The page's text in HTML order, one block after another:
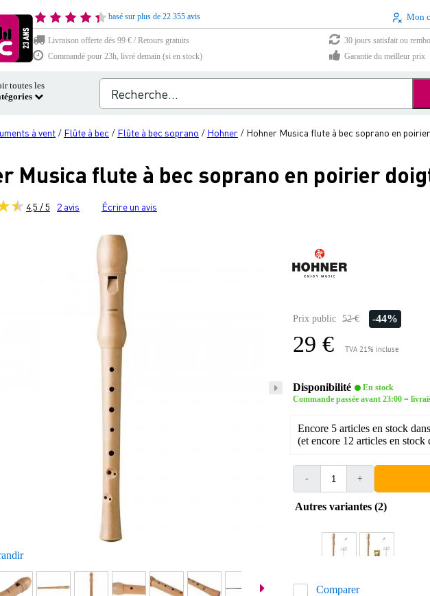
basé sur plus de 22 355 avis Mon
Livraison offerte dès 99 € / Retours gratuits
30 jours satisfait ou
Commandé pour 23h, livré demain (si en stock)
Garantie du meilleur prix
toutes les
à vent / Flûte à bec / Flûte à bec soprano / Hohner / Hohner Musica flute à bec soprano en
Musica flute à bec soprano en poirier
4,5 / 5 2 avis Écrire un avis
Prix public 52 € -44%
29 € TVA 21% incluse
Disponibilité
En stock
Commande passée avant 23:00 =
Encore 5 articles en stock
(et encore 12 articles en stock
- +
Autres variantes (2)
Comparer